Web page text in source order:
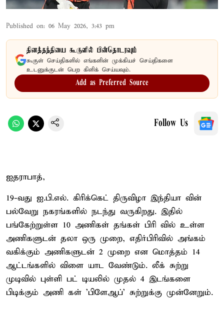
Published on: 06 May 2026, 3:43 pm
தினத்தந்தியை கூகுளில் பின்தொடரவும்
கூகுள் செய்திகளில் எங்களின் முக்கியச் செய்திகளை
உடனுக்குடன் பெற கிளிக் செய்யவும்.
Add as Preferred Source
Follow Us
ஐதராபாத்,
19-வது ஐ.பி.எல். கிரிக்கெட் திருவிழா இந்தியா வின்
பல்வேறு நகரங்களில் நடந்து வருகிறது. இதில்
பங்கேற்றுள்ள 10 அணிகள் தங்கள் பிரி வில் உள்ள
அணிகளுடன் தலா ஒரு முறை, எதிர்பிரிவில் அங்கம்
வகிக்கும் அணிகளுடன் 2 முறை என மொத்தம் 14
ஆட்டங்களில் விளை யாட வேண்டும். லீக் சுற்று
முடிவில் புள்ளி பட் டியலில் முதல் 4 இடங்களை
பிடிக்கும் அணி கள் 'பிளேஆப்' சுற்றுக்கு முன்னேறும்.